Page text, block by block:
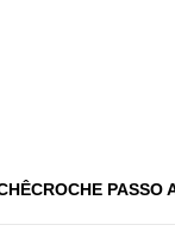
CROCHE PASSO